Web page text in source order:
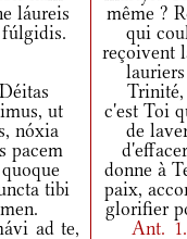
láureis
même ?
qui
reçoivent
ut
nóxia
pacem
tibi
Trinité,
c'est Toi
de
donne à
paix,
glorifier
ad te,
Ant. 1.